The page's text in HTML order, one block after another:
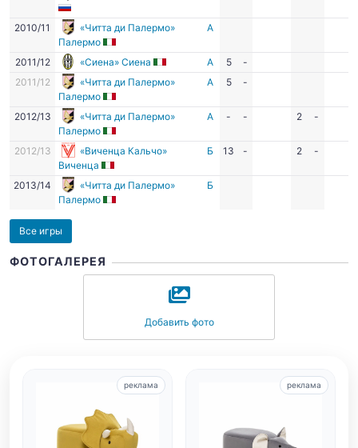
2010/11
«Читта ди Палермо»
Палермо
А
2011/12 «Сиена» Сиена А 5
-
2011/12
«Читта ди Палермо»
Палермо
А 5 -
2012/13
«Читта ди Палермо»
Палермо
А - - 2 -
2012/13
«Виченца Кальчо»
Виченца
Б 13 - 2 -
2013/14
«Читта ди Палермо»
Палермо
Б
Все игры
ФОТОГАЛЕРЕЯ
Добавить фото
реклама реклама